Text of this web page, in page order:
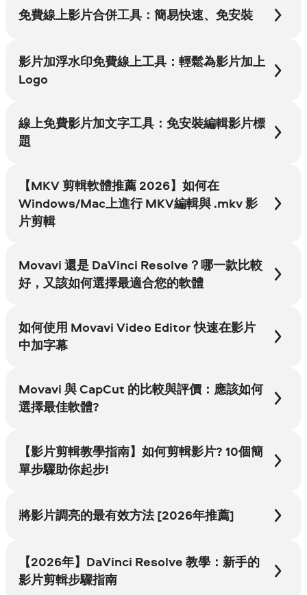
免費線上影片合併工具：簡易快速、免安裝
影片加浮水印免費線上工具：輕鬆為影片加上
Logo
線上免費影片加文字工具：免安裝編輯影片標
題
【MKV 剪輯軟體推薦 2026】如何在
Windows/Mac上進行 MKV編輯與 .mkv 影
片剪輯
Movavi 還是 DaVinci Resolve？哪一款比較
好，又該如何選擇最適合您的軟體
如何使用 Movavi Video Editor 快速在影片
中加字幕
Movavi 與 CapCut 的比較與評價：應該如何
選擇最佳軟體?
【影片剪輯教學指南】如何剪輯影片? 10個簡
單步驟助你起步!
將影片調亮的最有效方法 [2026年推薦]
【2026年】DaVinci Resolve 教學：新手的
影片剪輯步驟指南